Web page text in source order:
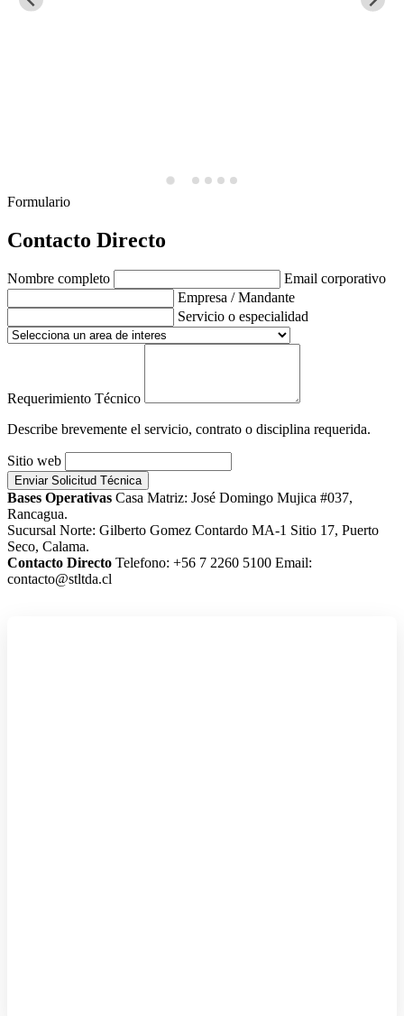
Formulario
Contacto Directo
Nombre completo
Email corporativo
Empresa / Mandante
Servicio o especialidad
Requerimiento Técnico
Describe brevemente el servicio, contrato o disciplina requerida.
Sitio web
Enviar Solicitud Técnica
Bases Operativas Casa Matriz: José Domingo Mujica #037,
Rancagua.
Sucursal Norte: Gilberto Gomez Contardo MA-1 Sitio 17, Puerto
Seco, Calama.
Contacto Directo Telefono: +56 7 2260 5100 Email:
contacto@stltda.cl